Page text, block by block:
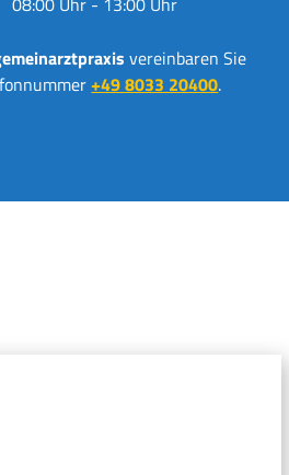
vereinbaren Sie
+49 8033 20400.